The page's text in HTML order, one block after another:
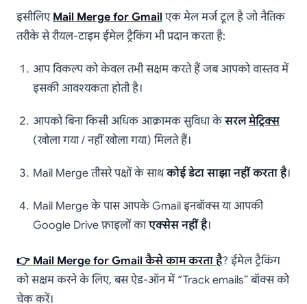
इसीलिए Mail Merge for Gmailएक मेल मर्ज टूल है जो नैतिक
तरीके से रीयल-टाइम ईमेल ट्रैकिंग भी प्रदान करता है:
आप विकल्प को केवल तभी सक्षम करते हैं जब आपको वास्तव में
इसकी आवश्यकता होती है।
आपको बिना किसी अधिक आक्रामक सुविधा केसरल मेट्रिक्स
(खोला गया / नहीं खोला गया) मिलते हैं।
Mail Merge तीसरे पक्षों के साथकोई डेटा साझा नहीं करता है।
Mail Merge के पास आपके Gmail इनबॉक्स या आपकी
Google Drive फ़ाइलों काएक्सेस नहीं है।
👉 Mail Merge for Gmail कैसे काम करता है? ईमेल ट्रैकिंग
को सक्षम करने के लिए, बस ऐड-ऑन में “Track emails” बॉक्स को
चेक करें।